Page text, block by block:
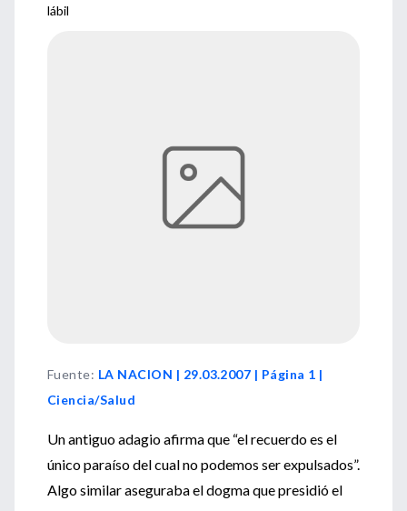
lábil
Fuente: LA NACION | 29.03.2007 | Página 1 |
Ciencia/Salud
Un antiguo adagio afirma que “el recuerdo es el
único paraíso del cual no podemos ser expulsados”.
Algo similar aseguraba el dogma que presidió el